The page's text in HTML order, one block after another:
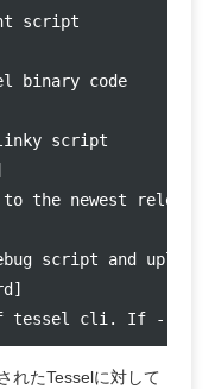
script
binary code
script
the newest
script and
れたTesselに対して